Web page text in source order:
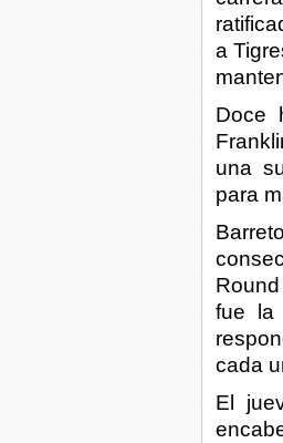
a
Doce
una
para
fue la
cada
El